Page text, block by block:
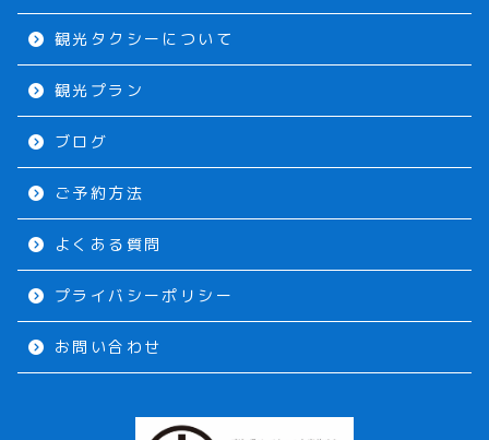
観光タクシーについて
観光プラン
ブログ
ご予約方法
よくある質問
プライバシーポリシー
お問い合わせ